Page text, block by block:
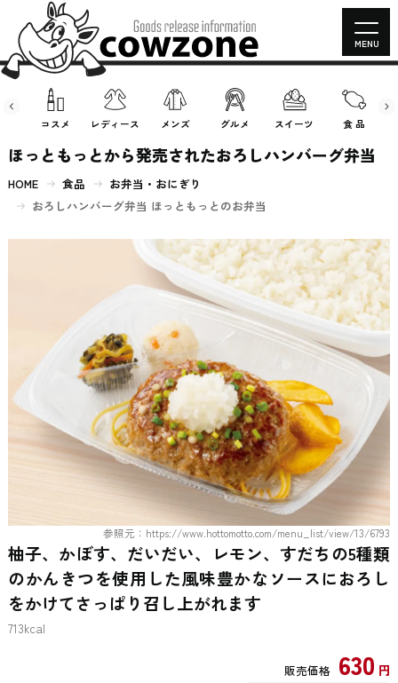
コスメ レディース メンズ グルメ スイーツ 食 品
MENU
ほっともっとから発売されたおろしハンバーグ弁当
HOME 食品
お弁当・おにぎり
おろしハンバーグ弁当 ほっともっとのお弁当
参照元：https://www.hottomotto.com/menu_list/view/13/6793
柚子、かぼす、だいだい、レモン、すだちの5種類
のかんきつを使用した風味豊かなソースにおろし
をかけてさっぱり召し上がれます
713kcal
販売価格 630 円